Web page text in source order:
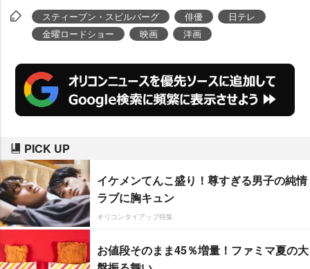
スティーブン・スピルバーグ 俳優
日テレ
金曜ロードショー
映画 洋画
PICK UP
イケメンてんこ盛り！尊すぎる男子の純情
ラブに胸キュン
オリコンタイアップ特集
お値段そのまま45％増量！ファミマ夏の大